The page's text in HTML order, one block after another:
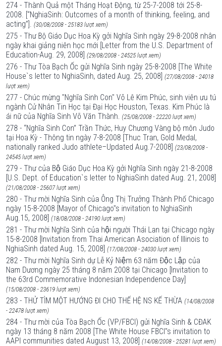
274 - Thành Quả một Tháng Hoạt Động, từ 25-7-2008 tới 25-8-
2008. [“NghiaSinh: Outcomes of a month of thinking, feeling, and
acting”]. (30/08/2008 - 25183 lượt xem)
275 - Thư Bộ Giáo Dục Hoa Kỳ gởi Nghĩa Sinh ngày 29-8-2008 nhân
ngày khai giảng niên học mới [Letter from the U.S. Department of
Education-Aug. 29, 2008] (29/08/2008 - 24525 lượt xem)
276 - Thư Tòa Bạch Ốc gửi Nghĩa Sinh ngày 25-8-2008 [The White
House`s letter to NghiaSinh, dated Aug. 25, 2008] (27/08/2008 - 24018
lượt xem)
277 - Chúc mừng "Nghĩa Sinh Con" Võ Lê Kim Phúc, sinh viên ưu tú
ngành Cử Nhân Tin Học tại Đại Học Houston, Texas. Kim Phúc là
ái nữ của Nghĩa Sinh Võ Văn Thành. (25/08/2008 - 22220 lượt xem)
278 - “Nghĩa Sinh Con” Trần Thức, Huy Chương Vàng bộ môn Judo
tại Hoa Kỳ - Thông tin ngày 7-8-2008 [Thuc Tran, Gold Medal,
nationally ranked Judo athlete–Updated Aug.7-2008] (23/08/2008 -
24545 lượt xem)
279 - Thư của Bộ Giáo Dục Hoa Kỳ gởi Nghĩa Sinh ngày 21-8-2008
[U.S. Dept. of Education`s letter to NghiaSinh dated Aug. 21, 2008]
(21/08/2008 - 25607 lượt xem)
280 - Thư mời Nghĩa Sinh của Ông Thị Trưởng Thành Phố Chicago
ngày 15-8-2008 [Mayor of Chicago"s invitation to NghiaSinh
Aug.15, 2008] (18/08/2008 - 24190 lượt xem)
281 - Thư mời Nghĩa Sinh của hội người Thái Lan tại Chicago ngày
15-8-2008 [Invitation from Thai American Asociation of Illinois to
NghiaSinh dated Aug. 15, 2008] (17/08/2008 - 24030 lượt xem)
282 - Thư mời Nghĩa Sinh dự Lễ Kỷ Niệm 63 năm Độc Lập của
Nam Dương ngày 25 tháng 8 năm 2008 tại Chicago [Invitation to
the 63rd Commemorative Indonesian Independence Day]
(15/08/2008 - 23619 lượt xem)
283 - THỬ TÌM MỘT HƯỚNG ĐI CHO THẾ HỆ NS KẾ THỪA (14/08/2008
- 22478 lượt xem)
284 - Thư mời của Tòa Bạch Ốc (VP/FBCI) gửi Nghĩa Sinh & CĐAK
ngày 13 tháng 8 năm 2008 [The White House FBCI"s invitation to
AAPI communities dated August 13, 2008] (14/08/2008 - 25281 lượt xem)